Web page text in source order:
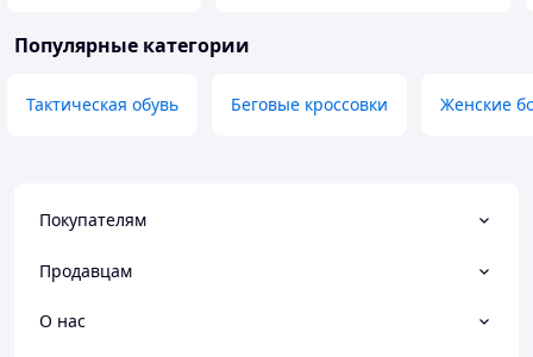
Популярные категории
Тактическая обувь Беговые кроссовки Женские
Покупателям
Продавцам
О нас